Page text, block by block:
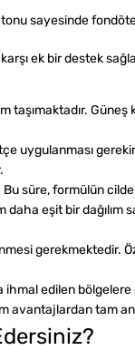
sayesinde
ek bir destek
Güneş
süre, formülün
eşit bir
gerekmektedir.
ihmal edilen
tam